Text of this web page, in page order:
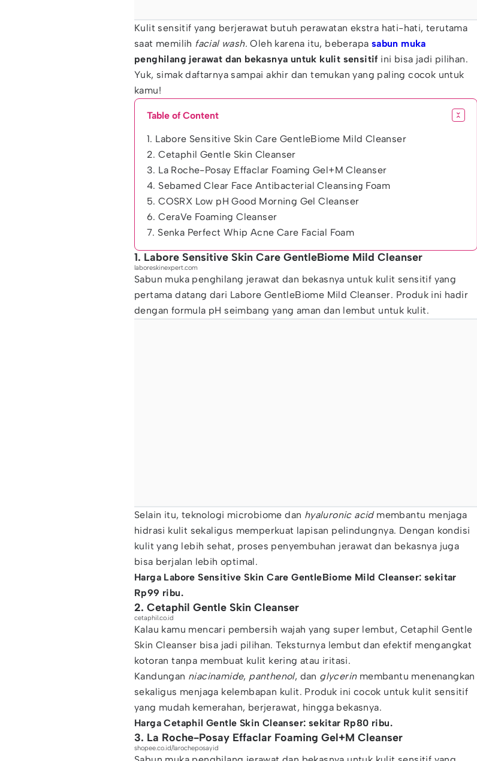
Kulit sensitif yang berjerawat butuh perawatan ekstra hati-hati, terutama
saat memilih facial wash. Oleh karena itu, beberapa sabun muka
penghilang jerawat dan bekasnya untuk kulit sensitif ini bisa jadi pilihan.
Yuk, simak daftarnya sampai akhir dan temukan yang paling cocok untuk
kamu!
Table of Content
1. Labore Sensitive Skin Care GentleBiome Mild Cleanser
2. Cetaphil Gentle Skin Cleanser
3. La Roche-Posay Effaclar Foaming Gel+M Cleanser
4. Sebamed Clear Face Antibacterial Cleansing Foam
5. COSRX Low pH Good Morning Gel Cleanser
6. CeraVe Foaming Cleanser
7. Senka Perfect Whip Acne Care Facial Foam
1. Labore Sensitive Skin Care GentleBiome Mild Cleanser
laboreskinexpert.com
Sabun muka penghilang jerawat dan bekasnya untuk kulit sensitif yang
pertama datang dari Labore GentleBiome Mild Cleanser. Produk ini hadir
dengan formula pH seimbang yang aman dan lembut untuk kulit.
Selain itu, teknologi microbiome dan hyaluronic acidmembantu menjaga
hidrasi kulit sekaligus memperkuat lapisan pelindungnya. Dengan kondisi
kulit yang lebih sehat, proses penyembuhan jerawat dan bekasnya juga
bisa berjalan lebih optimal.
Harga Labore Sensitive Skin Care GentleBiome Mild Cleanser: sekitar
Rp99 ribu.
2. Cetaphil Gentle Skin Cleanser
cetaphil.co.id
Kalau kamu mencari pembersih wajah yang super lembut, Cetaphil Gentle
Skin Cleanser bisa jadi pilihan. Teksturnya lembut dan efektif mengangkat
kotoran tanpa membuat kulit kering atau iritasi.
Kandungan niacinamide, panthenol, dan glycerinmembantu menenangkan
sekaligus menjaga kelembapan kulit. Produk ini cocok untuk kulit sensitif
yang mudah kemerahan, berjerawat, hingga bekasnya.
Harga Cetaphil Gentle Skin Cleanser: sekitar Rp80 ribu.
3. La Roche-Posay Effaclar Foaming Gel+M Cleanser
shopee.co.id/larocheposayid